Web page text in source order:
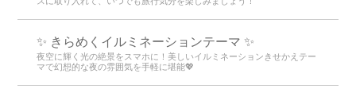
✨️ きらめくイルミネーションテーマ ✨️
夜空に輝く光の絶景をスマホに！美しいイルミネーションきせかえテー
マで幻想的な夜の雰囲気を手軽に堪能💖